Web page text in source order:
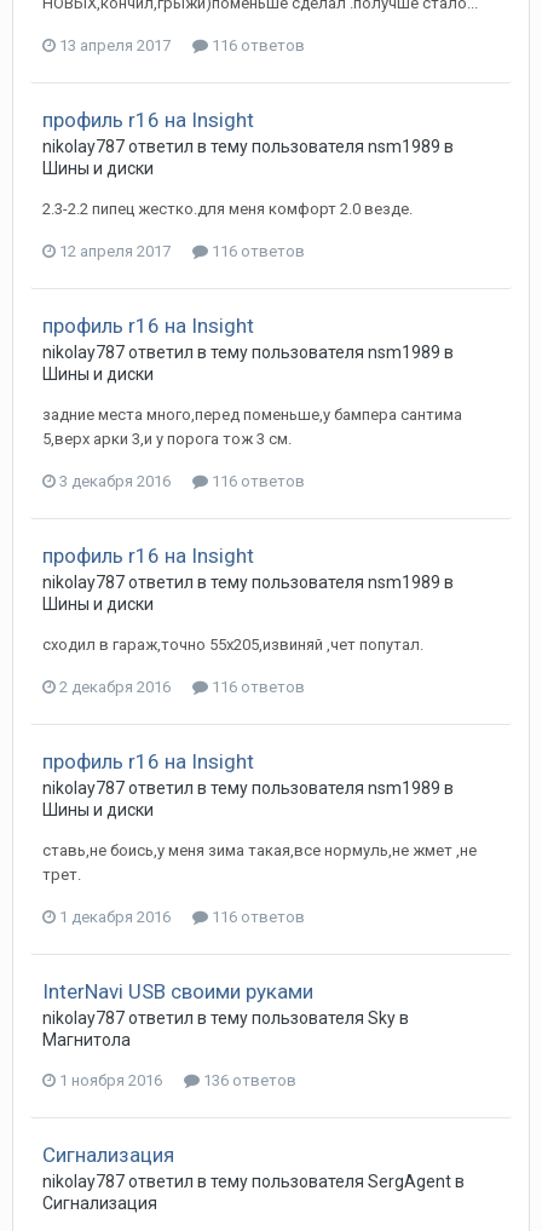
13 апреля 2017 116 ответов
профиль r16 на Insight
nikolay787ответил в тему пользователя nsm1989 в
Шины и диски
2.3-2.2 пипец жестко.для меня комфорт 2.0 везде.
12 апреля 2017 116 ответов
профиль r16 на Insight
nikolay787ответил в тему пользователя nsm1989 в
Шины и диски
задние места много,перед поменьше,у бампера сантима
5,верх арки 3,и у порога тож 3 см.
3 декабря 2016 116 ответов
профиль r16 на Insight
nikolay787ответил в тему пользователя nsm1989 в
Шины и диски
сходил в гараж,точно 55х205,извиняй ,чет попутал.
2 декабря 2016 116 ответов
профиль r16 на Insight
nikolay787ответил в тему пользователя nsm1989 в
Шины и диски
ставь,не боись,у меня зима такая,все нормуль,не жмет ,не
трет.
1 декабря 2016 116 ответов
InterNavi USB своими руками
nikolay787ответил в тему пользователя Skyв
Магнитола
1 ноября 2016 136 ответов
Сигнализация
nikolay787ответил в тему пользователя SergAgentв
Сигнализация